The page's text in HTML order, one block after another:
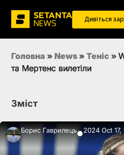
Дивіться
Головна » News » Теніс »
та Мертенс вилетіли
Зміст
Борис Гаврилець●2024 Oct